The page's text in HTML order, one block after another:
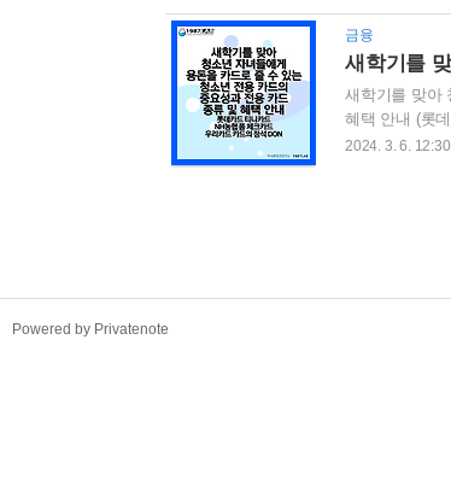
금융
새학기를 맞아
혜택 안내 (롯
증가하고 이에
능한 신용카
드에 대해서
2024. 3. 6. 12:30
Powered by Privatenote
TistoryWhaleSkin3.4